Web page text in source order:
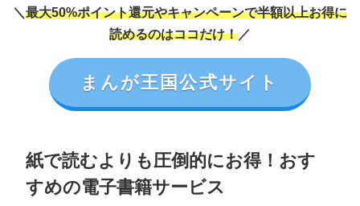
＼ 最大50%ポイント還元やキャンペーンで半額以上お得に
読めるのはココだけ！ ／
まんが王国公式サイト
紙で読むよりも圧倒的にお得！おす
すめの電子書籍サービス